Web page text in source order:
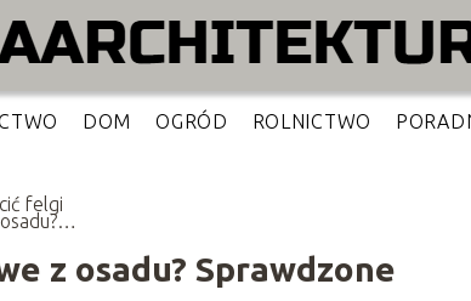
DOM OGRÓD ROLNICTWO
felgi
z osadu? Sprawdzone